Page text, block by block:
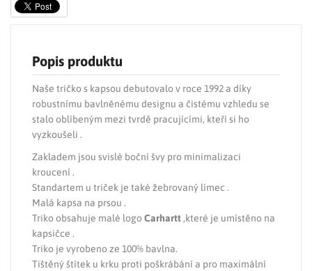
Popis produktu
Naše tričko s kapsou debutovalo v roce 1992 a díky
robustnímu bavlněnému designu a čistému vzhledu se
stalo oblíbeným mezi tvrdě pracujícími, kteří si ho
vyzkoušeli .
Zakladem jsou svislé boční švy pro minimalizaci
kroucení .
Standartem u triček je také žebrovaný límec .
Malá kapsa na prsou .
Triko obsahuje malé logo Carhartt,které je umístěno na
kapsičce .
Triko je vyrobeno ze 100% bavlna.
Tištěný štítek u krku proti poškrábání a pro maximální